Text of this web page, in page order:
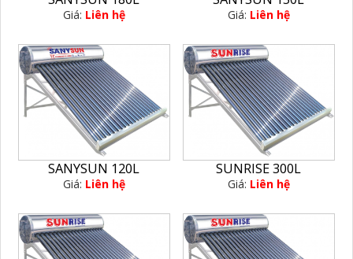
Giá: Liên hệ Giá: Liên hệ
SANYSUN 120L
Giá: Liên hệ
SUNRISE 300L
Giá: Liên hệ